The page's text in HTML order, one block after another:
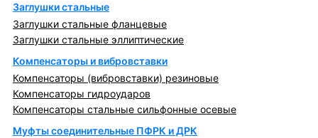
Заглушки стальные
Заглушки стальные фланцевые
Заглушки стальные эллиптические
Компенсаторы и вибровставки
Компенсаторы (вибровставки) резиновые
Компенсаторы гидроударов
Компенсаторы стальные сильфонные осевые
Муфты соединительные ПФРК и ДРК